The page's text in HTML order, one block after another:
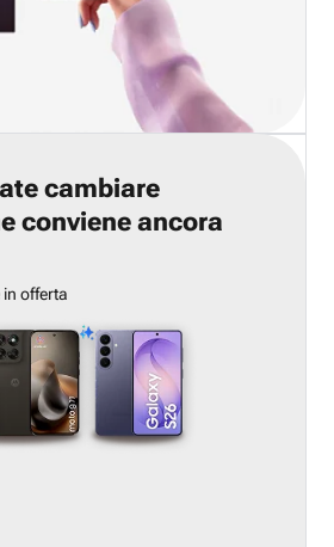
cambiare
conviene ancora
in offerta